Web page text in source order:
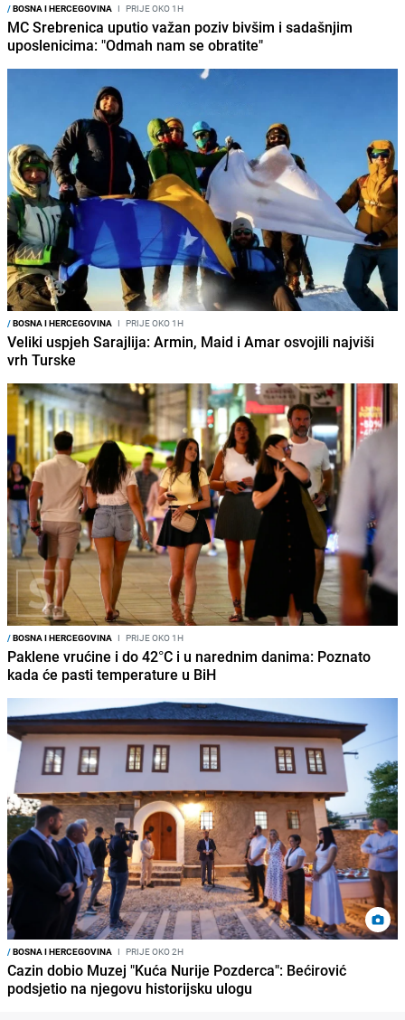
/BOSNA I HERCEGOVINA I PRIJE OKO 1H
MC Srebrenica uputio važan poziv bivšim i sadašnjim
uposlenicima: "Odmah nam se obratite"
/BOSNA I HERCEGOVINA I PRIJE OKO 1H
Veliki uspjeh Sarajlija: Armin, Maid i Amar osvojili najviši
vrh Turske
/BOSNA I HERCEGOVINA I PRIJE OKO 1H
Paklene vrućine i do 42°C i u narednim danima: Poznato
kada će pasti temperature u BiH
/BOSNA I HERCEGOVINA I PRIJE OKO 2H
Cazin dobio Muzej "Kuća Nurije Pozderca": Bećirović
podsjetio na njegovu historijsku ulogu